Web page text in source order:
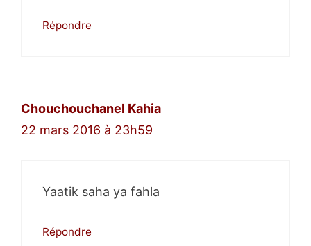
Répondre
Chouchouchanel Kahia
22 mars 2016 à 23h59
Yaatik saha ya fahla
Répondre